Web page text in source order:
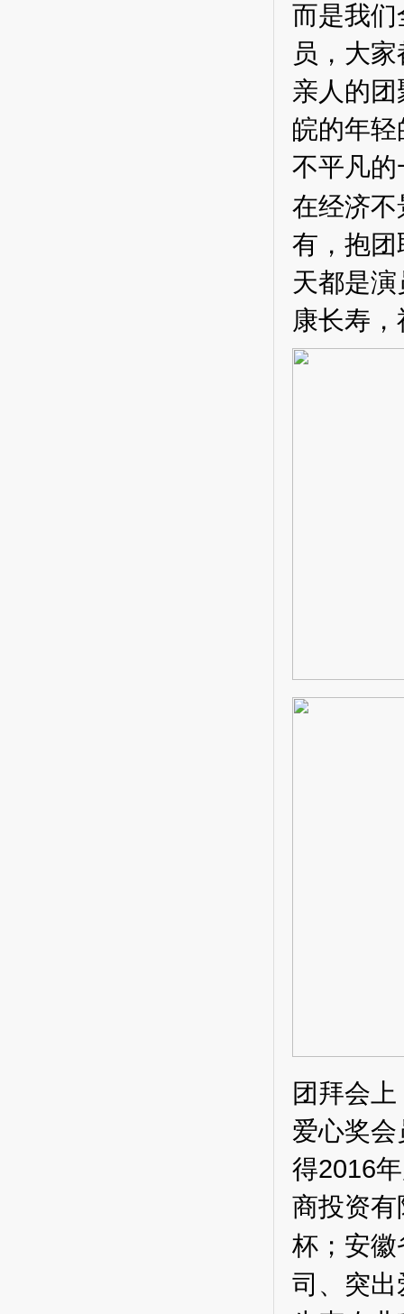
而是我
员，大
亲人的
皖的年
不平凡的
在经济
有，抱
天都是
康长寿
团拜会上
爱心奖会
得2016
商投资
杯； 安徽
司、突